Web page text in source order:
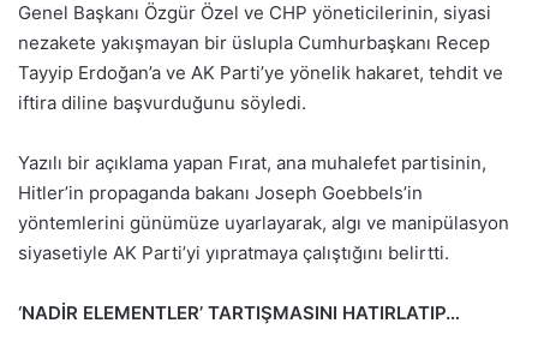
r
m
e
k
Genel Başkanı Özgür Özel ve CHP yöneticilerinin, siyasi
nezakete yakışmayan bir üslupla Cumhurbaşkanı Recep
Tayyip Erdoğan’a ve AK Parti’ye yönelik hakaret, tehdit ve
iftira diline başvurduğunu söyledi.
Yazılı bir açıklama yapan Fırat, ana muhalefet partisinin,
Hitler’in propaganda bakanı Joseph Goebbels’in
yöntemlerini günümüze uyarlayarak, algı ve manipülasyon
siyasetiyle AK Parti’yi yıpratmaya çalıştığını belirtti.
‘NADİR ELEMENTLER’ TARTIŞMASINI HATIRLATIP…